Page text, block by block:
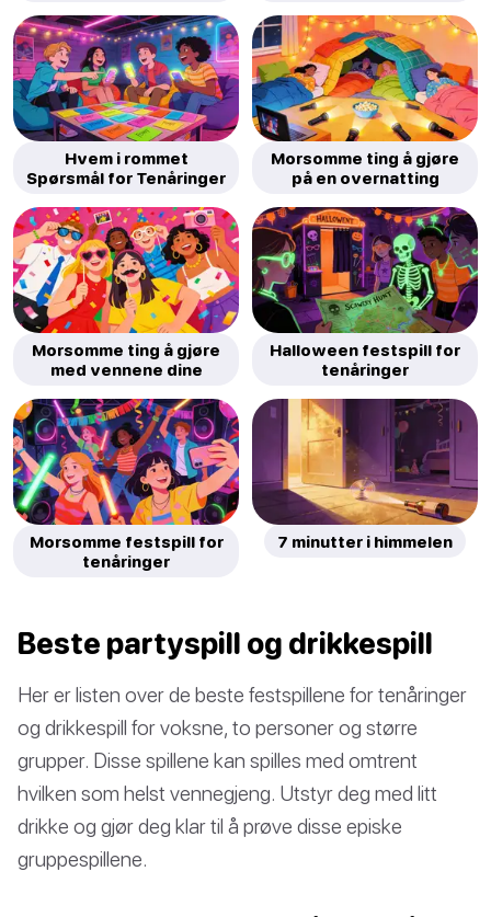
Hvem i rommet
Spørsmål for Tenåringer
Morsomme ting å gjøre
på en overnatting
Morsomme ting å gjøre
med vennene dine
Halloween festspill for
tenåringer
Morsomme festspill for
tenåringer
7 minutter i himmelen
Beste partyspill og drikkespill
Her er listen over de beste festspillene for tenåringer
og drikkespill for voksne, to personer og større
grupper. Disse spillene kan spilles med omtrent
hvilken som helst vennegjeng. Utstyr deg med litt
drikke og gjør deg klar til å prøve disse episke
gruppespillene.